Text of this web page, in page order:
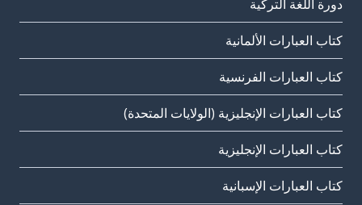
دورة اللغة التركية
كتاب العبارات الألمانية
كتاب العبارات الفرنسية
كتاب العبارات الإنجليزية (الولايات المتحدة)
كتاب العبارات الإنجليزية
كتاب العبارات الإسبانية